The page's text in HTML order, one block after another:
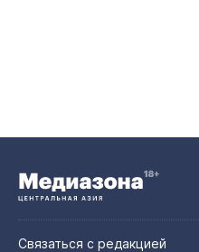
Связаться с редакцией